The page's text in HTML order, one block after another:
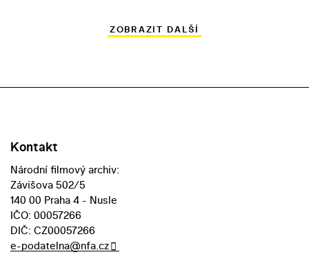
ZOBRAZIT DALŠÍ
Kontakt
Národní filmový archiv:
Závišova 502/5
140 00 Praha 4 - Nusle
IČO: 00057266
DIČ: CZ00057266
e-podatelna@nfa.cz